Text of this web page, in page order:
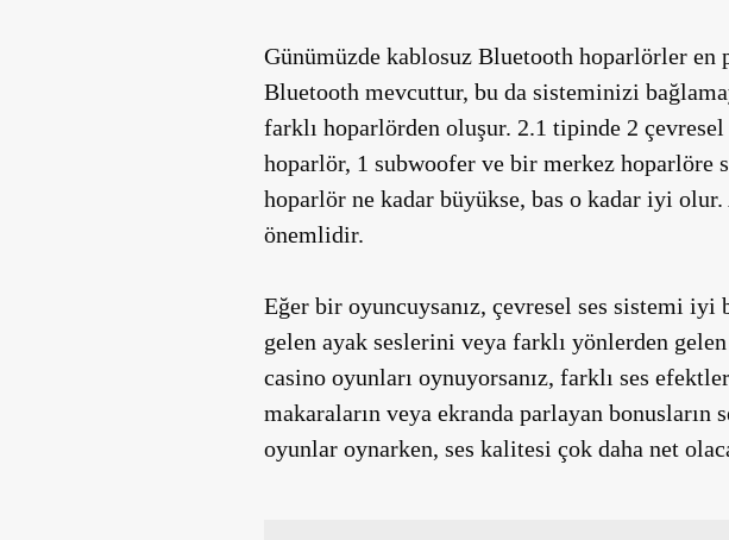
Günümüzde kablosuz Bluetooth hoparlörler en
Bluetooth mevcuttur, bu da sisteminizi
farklı hoparlörden oluşur. 2.1 tipinde 2
hoparlör, 1 subwoofer ve bir merkez hoparlöre
hoparlör ne kadar büyükse, bas o kadar iyi
önemlidir.
Eğer bir oyuncuysanız, çevresel ses sistemi
gelen ayak seslerini veya farklı yönlerden
casino oyunları oynuyorsanız, farklı ses
makaraların veya ekranda parlayan
oyunlar oynarken, ses kalitesi çok daha net